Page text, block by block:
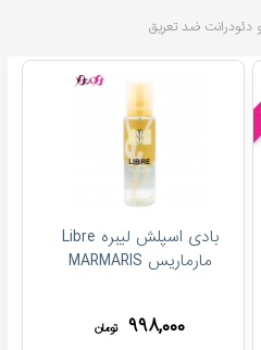
دئودرانت ضد تعریق
بادی اسپلش لیبره Libre
مارماریس MARMARIS
۹۹۸,۰۰۰ تومان